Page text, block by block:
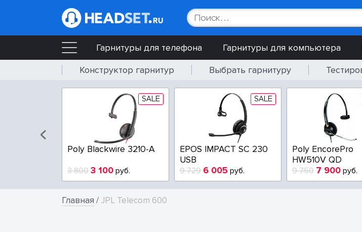
Гарнитуры для телефона Гарнитуры для компьютера
Конструктор гарнитур
Выбрать гарнитуру
SALE
Poly Blackwire 3210-A
3 800 3 100 руб.
SALE
EPOS IMPACT SC 230
USB
9 729 6 005 руб.
Poly EncorePro
HW510V QD
9 750 7 900 руб.
Главная / JPL Telecom 600